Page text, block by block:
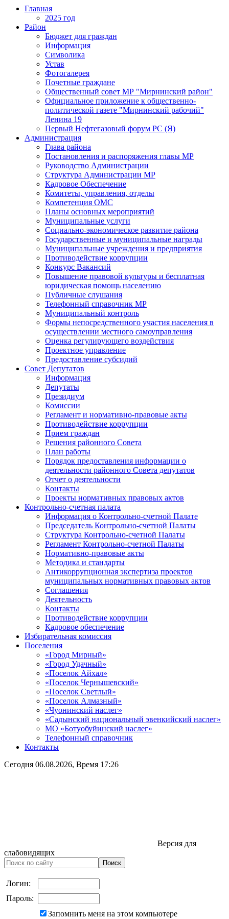
Главная
2025 год
Район
Бюджет для граждан
Информация
Символика
Устав
Фотогалерея
Почетные граждане
Общественный совет МР "Мирнинский район"
Официальное приложение к общественно-
политической газете "Мирнинский рабочий"
Ленина 19
Первый Нефтегазовый форум РС (Я)
Администрация
Глава района
Постановления и распоряжения главы МР
Руководство Администрации
Структура Администрации МР
Кадровое Обеспечение
Комитеты, управления, отделы
Компетенция ОМС
Планы основных мероприятий
Муниципальные услуги
Социально-экономическое развитие района
Государственные и муниципальные награды
Муниципальные учреждения и предприятия
Противодействие коррупции
Конкурс Вакансий
Повышение правовой культуры и бесплатная
юридическая помощь населению
Публичные слушания
Телефонный справочник МР
Муниципальный контроль
Формы непосредственного участия населения в
осуществлении местного самоуправления
Оценка регулирующего воздействия
Проектное управление
Предоставление субсидий
Совет Депутатов
Информация
Депутаты
Президиум
Комиссии
Регламент и нормативно-правовые акты
Противодействие коррупции
Прием граждан
Решения районного Совета
План работы
Порядок предоставления информации о
деятельности районного Совета депутатов
Отчет о деятельности
Контакты
Проекты нормативных правовых актов
Контрольно-счетная палата
Информация о Контрольно-счетной Палате
Председатель Контрольно-счетной Палаты
Структура Контрольно-счетной Палаты
Регламент Контрольно-счетной Палаты
Нормативно-правовые акты
Методика и стандарты
Антикоррупционная экспертиза проектов
муниципальных нормативных правовых актов
Соглашения
Деятельность
Контакты
Противодействие коррупции
Кадровое обеспечение
Избирательная комиссия
Поселения
«Город Мирный»
«Город Удачный»
«Поселок Айхал»
«Поселок Чернышевский»
«Поселок Светлый»
«Поселок Алмазный»
«Чуонинский наслег»
«Садынский национальный эвенкийский наслег»
МО «Ботуобуйинский наслег»
Телефонный справочник
Контакты
Сегодня 06.08.2026, Время 17:26
Версия для
слабовидящих
Логин:
Пароль:
Запомнить меня на этом компьютере